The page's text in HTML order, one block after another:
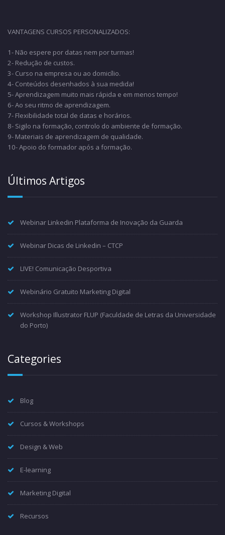
VANTAGENS CURSOS PERSONALIZADOS:
1- Não espere por datas nem por turmas!
2- Redução de custos.
3- Curso na empresa ou ao domicílio.
4- Conteúdos desenhados à sua medida!
5- Aprendizagem muito mais rápida e em menos tempo!
6- Ao seu ritmo de aprendizagem.
7- Flexibilidade total de datas e horários.
8- Sigilo na formação, controlo do ambiente de formação.
9- Materiais de aprendizagem de qualidade.
10- Apoio do formador após a formação.
Últimos Artigos
Webinar Linkedin Plataforma de Inovação da Guarda
Webinar Dicas de Linkedin – CTCP
LIVE! Comunicação Desportiva
Webinário Gratuito Marketing Digital
Workshop Illustrator FLUP (Faculdade de Letras da Universidade
do Porto)
Categories
Blog
Cursos & Workshops
Design & Web
E-learning
Marketing Digital
Recursos